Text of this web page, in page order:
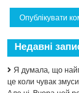
Недавні
Я думала, що
це коли чувак